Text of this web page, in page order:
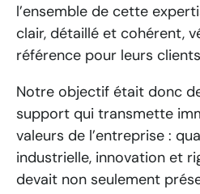
l’ensemble de cette
clair, détaillé et cohérent,
référence pour leurs
Notre objectif était donc
support qui transmette
valeurs de l’entreprise :
industrielle, innovation et
devait non seulement